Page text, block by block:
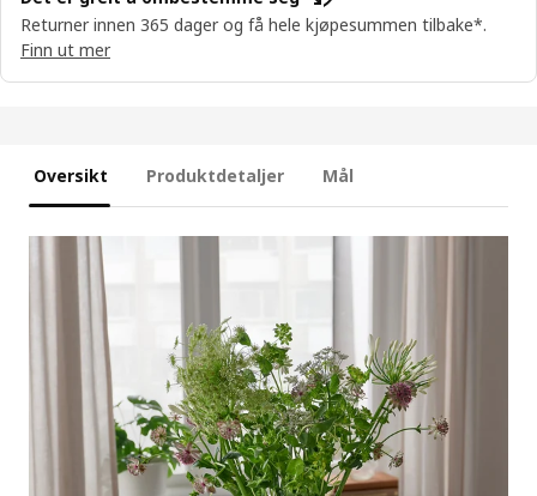
Returner innen 365 dager og få hele kjøpesummen tilbake*.
Finn ut mer
Oversikt Produktdetaljer Mål